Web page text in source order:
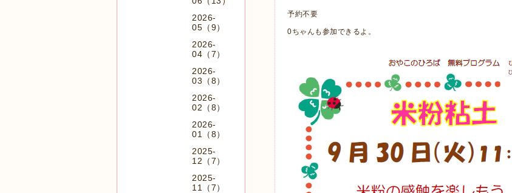
予約不要
0ちゃんも参加できるよ。
2026-
05（9）
2026-
04（7）
2026-
03（8）
2026-
02（8）
2026-
01（8）
2025-
12（7）
2025-
11（7）